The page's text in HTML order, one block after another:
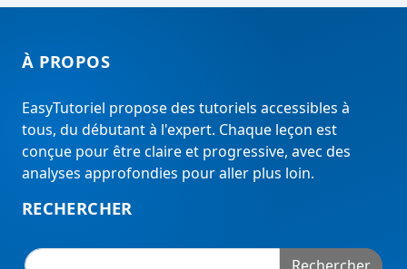
À PROPOS
EasyTutoriel propose des tutoriels accessibles à
tous, du débutant à l'expert. Chaque leçon est
conçue pour être claire et progressive, avec des
analyses approfondies pour aller plus loin.
RECHERCHER